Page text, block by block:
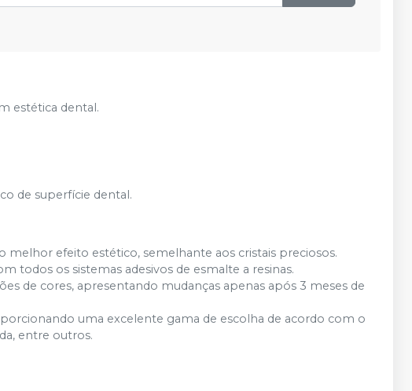
estética dental.
de superfície dental.
melhor efeito estético, semelhante aos cristais preciosos.
todos os sistemas adesivos de esmalte a resinas.
de cores, apresentando mudanças apenas após 3 meses de
uma excelente gama de escolha de acordo com o
entre outros.